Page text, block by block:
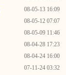
08-05-13 16:09
08-05-12 07:07
08-05-09 11:46
08-04-28 17:23
08-04-24 16:00
07-11-24 03:32